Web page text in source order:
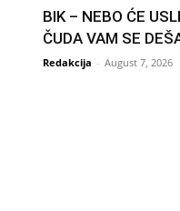
BIK – NEBO ĆE
ČUDA VAM SE
Redakcija - August 7, 2026